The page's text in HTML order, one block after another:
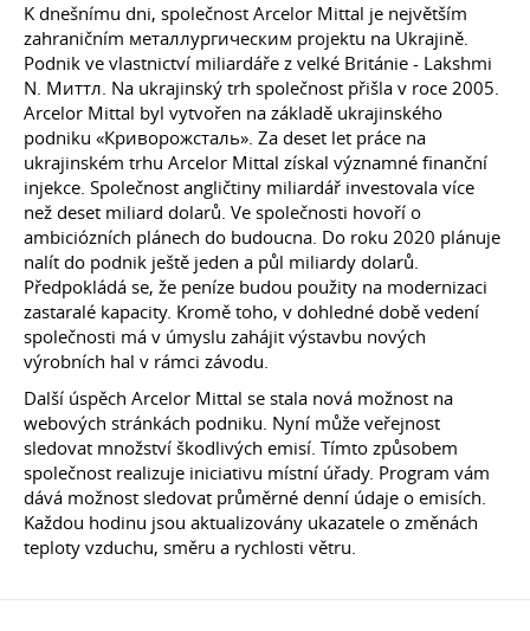
K dnešnímu dni, společnost Arcelor Mittal je největším
zahraničním металлургическим projektu na Ukrajině.
Podnik ve vlastnictví miliardáře z velké Británie - Lakshmi
N. Миттл. Na ukrajinský trh společnost přišla v roce 2005.
Arcelor Mittal byl vytvořen na základě ukrajinského
podniku «Криворожсталь». Za deset let práce na
ukrajinském trhu Arcelor Mittal získal významné finanční
injekce. Společnost angličtiny miliardář investovala více
než deset miliard dolarů. Ve společnosti hovoří o
ambiciózních plánech do budoucna. Do roku 2020 plánuje
nalít do podnik ještě jeden a půl miliardy dolarů.
Předpokládá se, že peníze budou použity na modernizaci
zastaralé kapacity. Kromě toho, v dohledné době vedení
společnosti má v úmyslu zahájit výstavbu nových
výrobních hal v rámci závodu.
Další úspěch Arcelor Mittal se stala nová možnost na
webových stránkách podniku. Nyní může veřejnost
sledovat množství škodlivých emisí. Tímto způsobem
společnost realizuje iniciativu místní úřady. Program vám
dává možnost sledovat průměrné denní údaje o emisích.
Každou hodinu jsou aktualizovány ukazatele o změnách
teploty vzduchu, směru a rychlosti větru.